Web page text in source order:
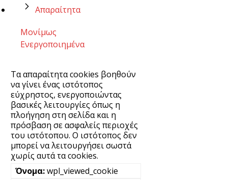
Απαραίτητα
Μονίμως
Ενεργοποιημένα
Τα απαραίτητα cookies βοηθούν
να γίνει ένας ιστότοπος
εύχρηστος, ενεργοποιώντας
βασικές λειτουργίες όπως η
πλοήγηση στη σελίδα και η
πρόσβαση σε ασφαλείς περιοχές
του ιστότοπου. Ο ιστότοπος δεν
μπορεί να λειτουργήσει σωστά
χωρίς αυτά τα cookies.
wpl_viewed_cookie